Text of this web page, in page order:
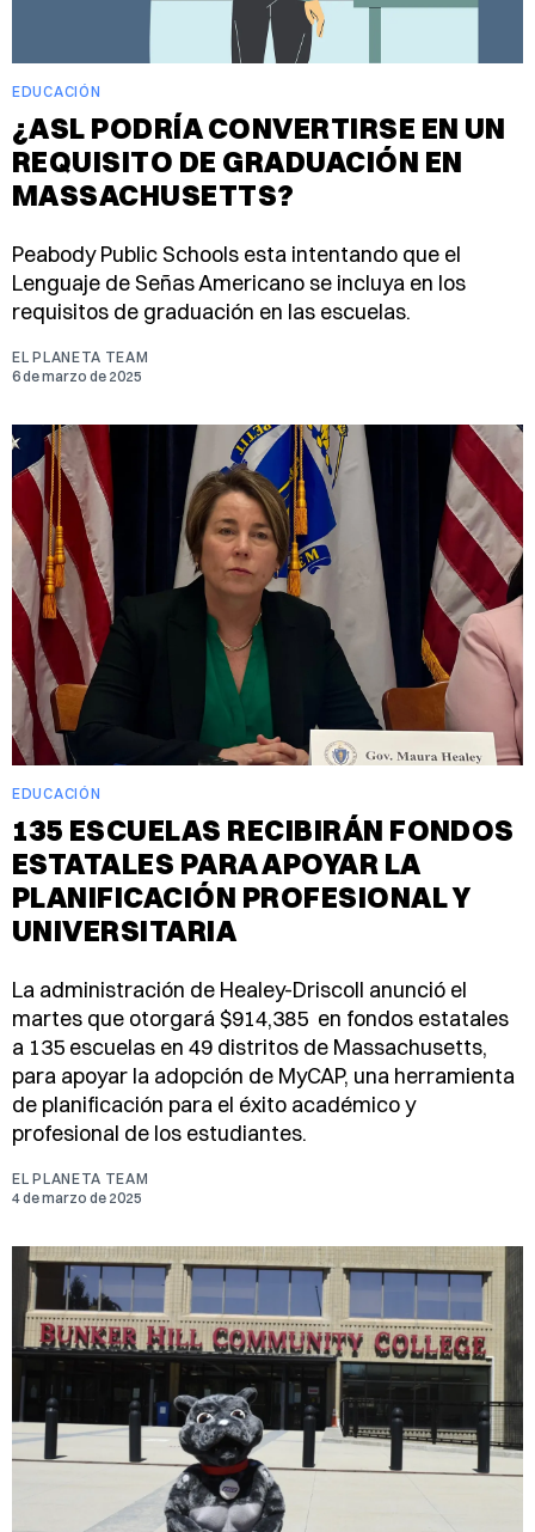
EDUCACIÓN
¿ASL PODRÍA CONVERTIRSE EN UN
REQUISITO DE GRADUACIÓN EN
MASSACHUSETTS?
Peabody Public Schools esta intentando que el
Lenguaje de Señas Americano se incluya en los
requisitos de graduación en las escuelas.
EL PLANETA TEAM
6 de marzo de 2025
EDUCACIÓN
135 ESCUELAS RECIBIRÁN FONDOS
ESTATALES PARA APOYAR LA
PLANIFICACIÓN PROFESIONAL Y
UNIVERSITARIA
La administración de Healey-Driscoll anunció el
martes que otorgará $914,385 en fondos estatales
a 135 escuelas en 49 distritos de Massachusetts,
para apoyar la adopción de MyCAP, una herramienta
de planificación para el éxito académico y
profesional de los estudiantes.
EL PLANETA TEAM
4 de marzo de 2025